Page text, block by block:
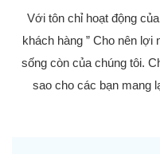
Với tôn chỉ hoạt động
khách hàng ” Cho nên
sống còn của chúng tôi.
sao cho các bạn mang